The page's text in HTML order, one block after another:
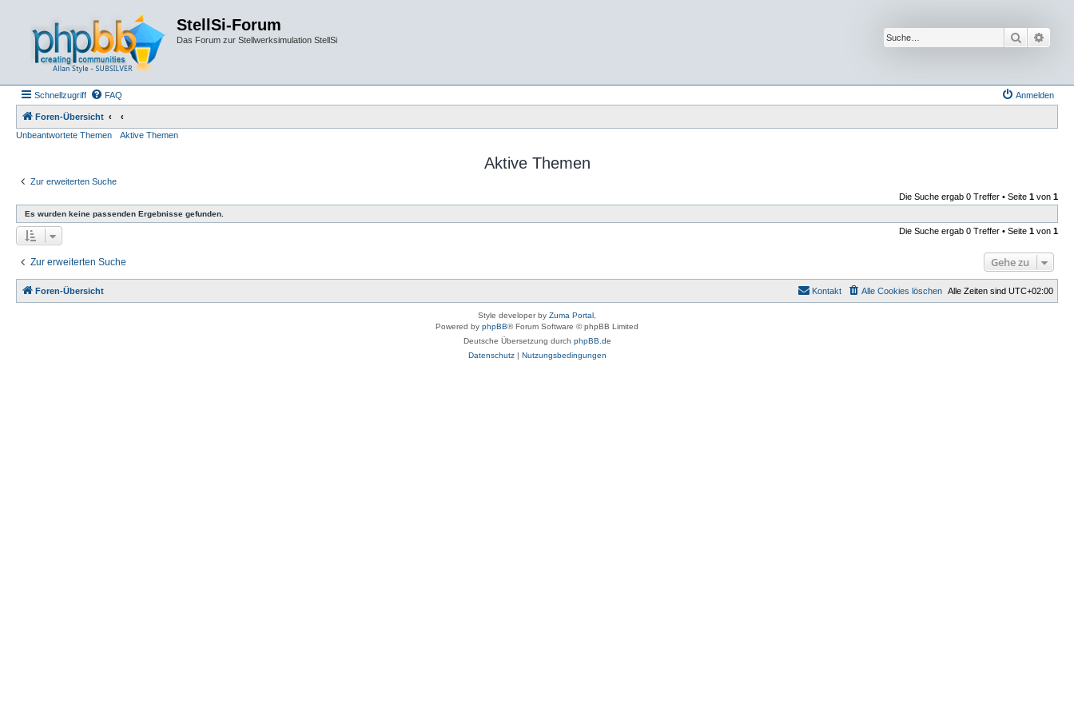
StellSi-Forum
Das Forum zur Stellwerksimulation StellSi Suche
Schnellzugriff FAQ Anmelden
Foren-Übersicht
Unbeantwortete Themen
Aktive Themen
Aktive Themen
Zur erweiterten Suche
Die Suche ergab 0 Treffer • Seite 1 von 1
Es wurden keine passenden Ergebnisse gefunden.
Die Suche ergab 0 Treffer • Seite 1 von 1
Zur erweiterten Suche Gehe zu
Foren-Übersicht Alle Zeiten sind UTC+02:00
Alle Cookies löschen
Kontakt
Style developer by Zuma Portal
Powered by phpBB® Forum Software © phpBB Limited
Deutsche Übersetzung durch phpBB.de
Datenschutz| Nutzungsbedingungen